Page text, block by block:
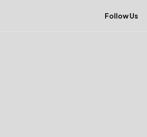
Follow Us